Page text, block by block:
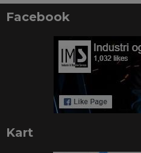
Kart
Facebook